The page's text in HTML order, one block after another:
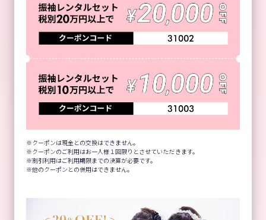
クーポンは現金との交換はできません。
クーポンのご利用はお一人様１回限りとさせていただきます。
割引利用はご利用期限までの決算が必要です。
他のクーポンとの併用はできません。